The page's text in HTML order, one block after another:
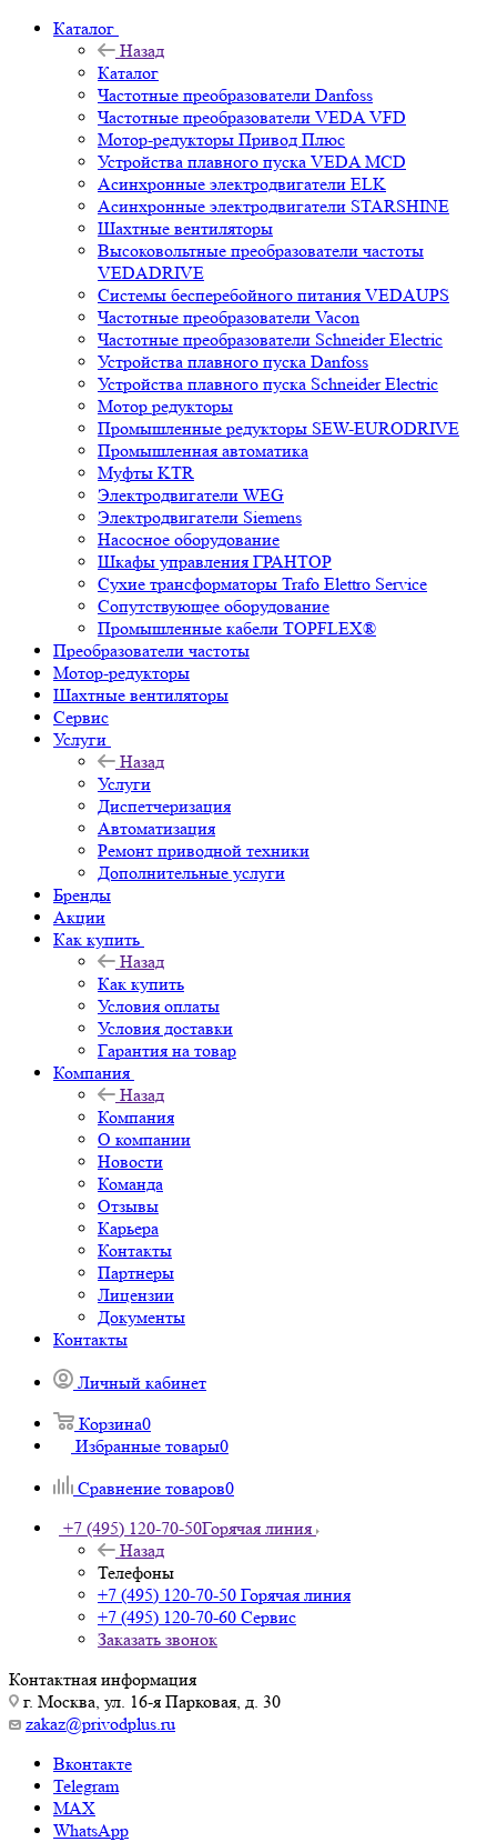
Каталог
Назад
Каталог
Частотные преобразователи Danfoss
Частотные преобразователи VEDA VFD
Мотор-редукторы Привод Плюс
Устройства плавного пуска VEDA MCD
Асинхронные электродвигатели ELK
Асинхронные электродвигатели STARSHINE
Шахтные вентиляторы
Высоковольтные преобразователи частоты
VEDADRIVE
Системы бесперебойного питания VEDAUPS
Частотные преобразователи Vacon
Частотные преобразователи Schneider Electric
Устройства плавного пуска Danfoss
Устройства плавного пуска Schneider Electric
Мотор редукторы
Промышленные редукторы SEW-EURODRIVE
Промышленная автоматика
Муфты KTR
Электродвигатели WEG
Электродвигатели Siemens
Насосное оборудование
Шкафы управления ГРАНТОР
Сухие трансформаторы Trafo Elettro Service
Сопутствующее оборудование
Промышленные кабели TOPFLEX®
Преобразователи частоты
Мотор-редукторы
Шахтные вентиляторы
Сервис
Услуги
Назад
Услуги
Диспетчеризация
Автоматизация
Ремонт приводной техники
Дополнительные услуги
Бренды
Акции
Как купить
Назад
Как купить
Условия оплаты
Условия доставки
Гарантия на товар
Компания
Назад
Компания
О компании
Новости
Команда
Отзывы
Карьера
Контакты
Партнеры
Лицензии
Документы
Контакты
Личный кабинет
Корзина0
Избранные товары0
Сравнение товаров0
+7 (495) 120-70-50Горячая линия
Назад
Телефоны
+7 (495) 120-70-50 Горячая линия
+7 (495) 120-70-60 Сервис
Заказать звонок
Контактная информация
г. Москва, ул. 16-я Парковая, д. 30
zakaz@privodplus.ru
Вконтакте
Telegram
MAX
WhatsApp